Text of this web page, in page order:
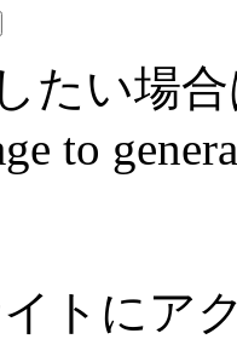
たい場
to
トにア